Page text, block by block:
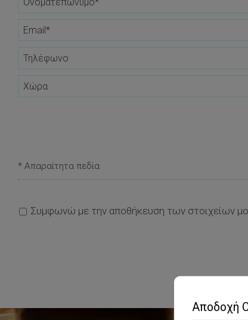
* Απαραίτητα πεδία
Συμφωνώ με την αποθήκευση των στοιχείων
Αποδοχή